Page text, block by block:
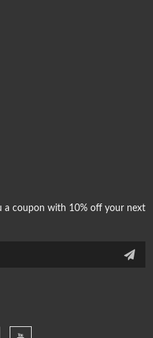
a coupon with 10% off your next